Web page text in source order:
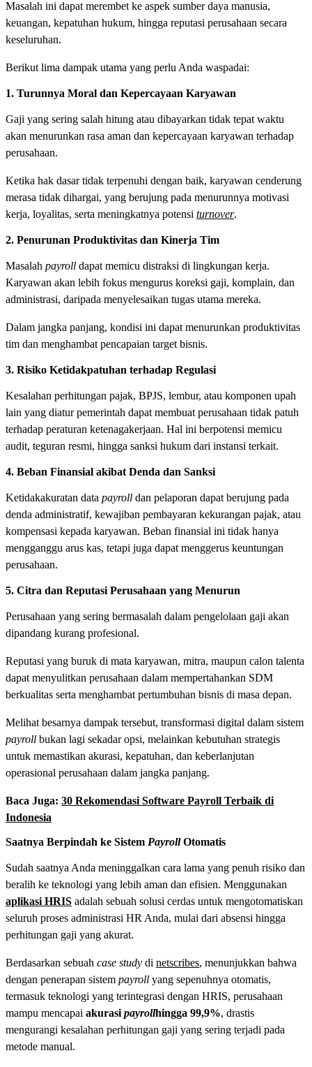
Masalah ini dapat merembet ke aspek sumber daya manusia,
keuangan, kepatuhan hukum, hingga reputasi perusahaan secara
keseluruhan.
Berikut lima dampak utama yang perlu Anda waspadai:
1. Turunnya Moral dan Kepercayaan Karyawan
Gaji yang sering salah hitung atau dibayarkan tidak tepat waktu
akan menurunkan rasa aman dan kepercayaan karyawan terhadap
perusahaan.
Ketika hak dasar tidak terpenuhi dengan baik, karyawan cenderung
merasa tidak dihargai, yang berujung pada menurunnya motivasi
kerja, loyalitas, serta meningkatnya potensi turnover.
2. Penurunan Produktivitas dan Kinerja Tim
Masalah payroll dapat memicu distraksi di lingkungan kerja.
Karyawan akan lebih fokus mengurus koreksi gaji, komplain, dan
administrasi, daripada menyelesaikan tugas utama mereka.
Dalam jangka panjang, kondisi ini dapat menurunkan produktivitas
tim dan menghambat pencapaian target bisnis.
3. Risiko Ketidakpatuhan terhadap Regulasi
Kesalahan perhitungan pajak, BPJS, lembur, atau komponen upah
lain yang diatur pemerintah dapat membuat perusahaan tidak patuh
terhadap peraturan ketenagakerjaan. Hal ini berpotensi memicu
audit, teguran resmi, hingga sanksi hukum dari instansi terkait.
4. Beban Finansial akibat Denda dan Sanksi
Ketidakakuratan data payroll dan pelaporan dapat berujung pada
denda administratif, kewajiban pembayaran kekurangan pajak, atau
kompensasi kepada karyawan. Beban finansial ini tidak hanya
mengganggu arus kas, tetapi juga dapat menggerus keuntungan
perusahaan.
5. Citra dan Reputasi Perusahaan yang Menurun
Perusahaan yang sering bermasalah dalam pengelolaan gaji akan
dipandang kurang profesional.
Reputasi yang buruk di mata karyawan, mitra, maupun calon talenta
dapat menyulitkan perusahaan dalam mempertahankan SDM
berkualitas serta menghambat pertumbuhan bisnis di masa depan.
Melihat besarnya dampak tersebut, transformasi digital dalam sistem
payroll bukan lagi sekadar opsi, melainkan kebutuhan strategis
untuk memastikan akurasi, kepatuhan, dan keberlanjutan
operasional perusahaan dalam jangka panjang.
Baca Juga: 30 Rekomendasi Software Payroll Terbaik di
Indonesia
Saatnya Berpindah ke Sistem PayrollOtomatis
Sudah saatnya Anda meninggalkan cara lama yang penuh risiko dan
beralih ke teknologi yang lebih aman dan efisien. Menggunakan
aplikasi HRIS adalah sebuah solusi cerdas untuk mengotomatiskan
seluruh proses administrasi HR Anda, mulai dari absensi hingga
perhitungan gaji yang akurat.
Berdasarkan sebuah case study di netscribes, menunjukkan bahwa
dengan penerapan sistem payroll yang sepenuhnya otomatis,
termasuk teknologi yang terintegrasi dengan HRIS, perusahaan
mampu mencapai akurasi payrollhingga 99,9%, drastis
mengurangi kesalahan perhitungan gaji yang sering terjadi pada
metode manual.